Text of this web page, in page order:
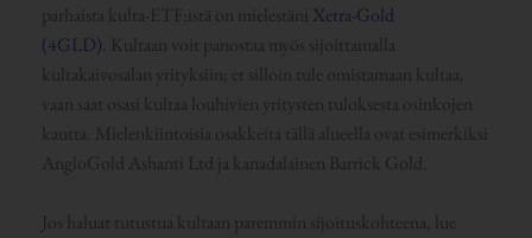
parhaista kulta-ETF:istä on mielestäni Xetra-Gold
(4GLD). Kultaan voit panostaa myös sijoittamalla
kultakaivosalan yrityksiin; et silloin tule omistamaan kultaa,
vaan saat osasi kultaa louhivien yritysten tuloksesta osinkojen
kautta. Mielenkiintoisia osakkeita tällä alueella ovat esimerkiksi
AngloGold Ashanti Ltd ja kanadalainen Barrick Gold.
Jos haluat tutustua kultaan paremmin sijoituskohteena, lue